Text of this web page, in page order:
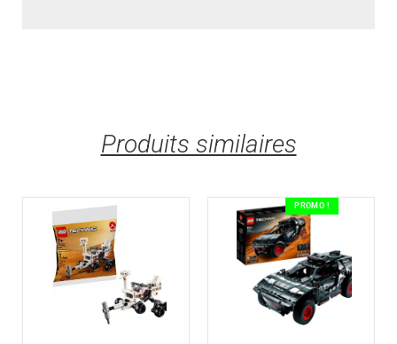
Produits similaires
PROMO !